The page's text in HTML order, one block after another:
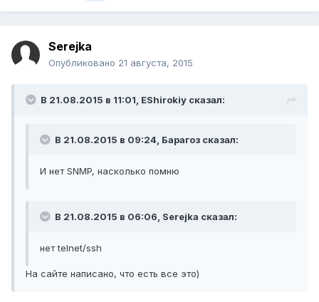
Serejka
Опубликовано 21 августа, 2015
В 21.08.2015 в 11:01, EShirokiy сказал:
В 21.08.2015 в 09:24, Барагоз сказал:
И нет SNMP, насколько помню
В 21.08.2015 в 06:06, Serejka сказал:
нет telnet/ssh
На сайте написано, что есть все это)